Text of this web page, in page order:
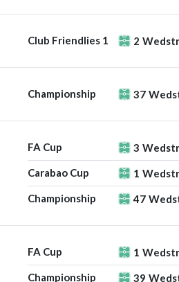
Club Friendlies 1 2
Championship 37
FA Cup 3
Carabao Cup 1
Championship 47
FA Cup 1
Championship 39